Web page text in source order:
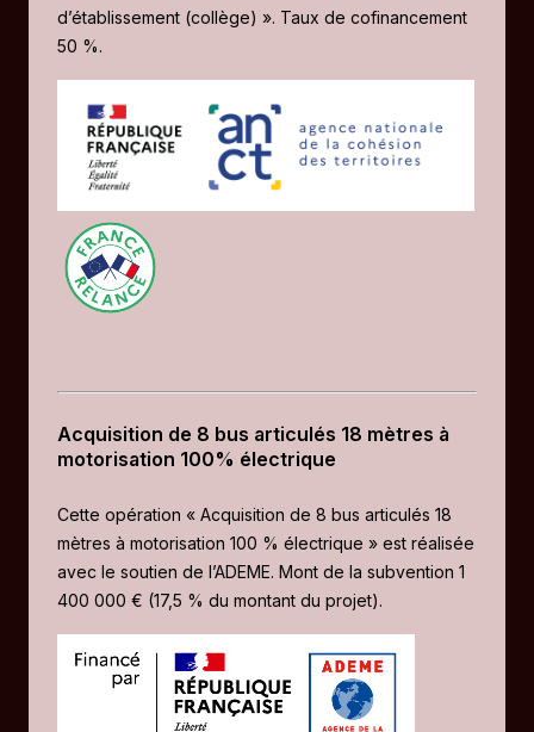
d’établissement (collège) ». Taux de cofinancement
50 %.
Acquisition de 8 bus articulés 18 mètres à
motorisation 100% électrique
Cette opération « Acquisition de 8 bus articulés 18
mètres à motorisation 100 % électrique » est réalisée
avec le soutien de l’ADEME. Mont de la subvention 1
400 000 € (17,5 % du montant du projet).